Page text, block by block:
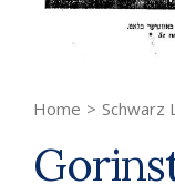
Home > Schwarz